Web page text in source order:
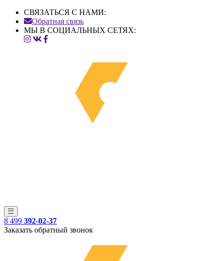
СВЯЗАТЬСЯ С НАМИ:
Обратная связь
МЫ В СОЦИАЛЬНЫХ СЕТЯХ:
8 499 392-02-37
Заказать обратный звонок